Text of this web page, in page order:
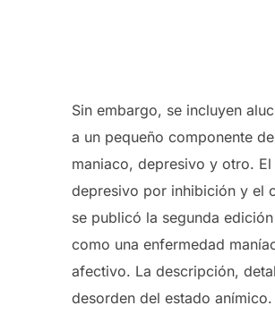
Sin embargo, se incluyen
a un pequeño componente
maniaco, depresivo y otro.
depresivo por inhibición y el
se publicó la segunda
como una enfermedad
afectivo. La descripción,
desorden del estado